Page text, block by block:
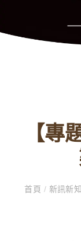
【專
首頁 / 新訊新知